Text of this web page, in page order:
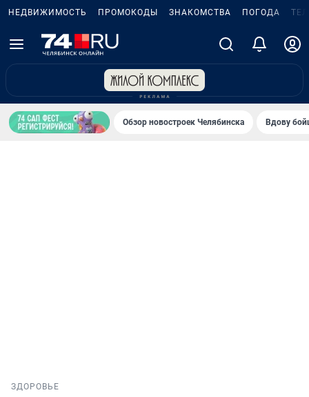
НЕДВИЖИМОСТЬ ПРОМОКОДЫ ЗНАКОМСТВА ПОГОДА
Обзор новостроек Челябинска Вдову
ЗДОРОВЬЕ